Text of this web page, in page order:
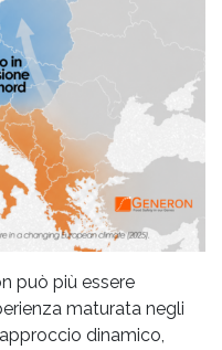
può più essere
maturata negli
dinamico,